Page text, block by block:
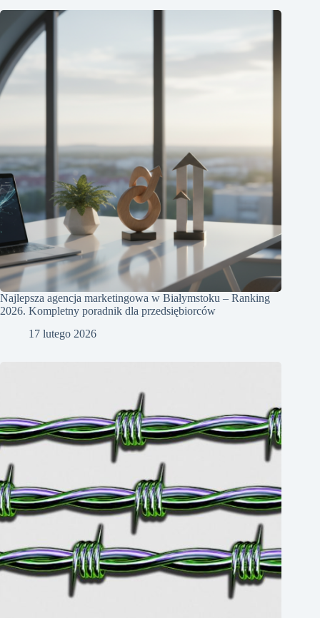
Najlepsza agencja marketingowa w Białymstoku – Ranking
2026. Kompletny poradnik dla przedsiębiorców
17 lutego 2026